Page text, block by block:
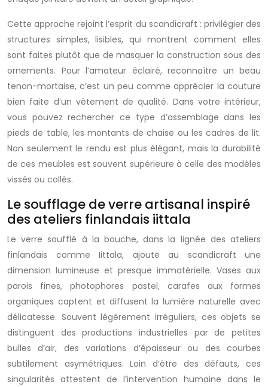
Cette approche rejoint l’esprit du scandicraft : privilégier des
structures simples, lisibles, qui montrent comment elles
sont faites plutôt que de masquer la construction sous des
ornements. Pour l’amateur éclairé, reconnaître un beau
tenon-mortaise, c’est un peu comme apprécier la couture
bien faite d’un vêtement de qualité. Dans votre intérieur,
vous pouvez rechercher ce type d’assemblage dans les
pieds de table, les montants de chaise ou les cadres de lit.
Non seulement le rendu est plus élégant, mais la durabilité
de ces meubles est souvent supérieure à celle des modèles
vissés ou collés.
Le soufflage de verre artisanal inspiré
des ateliers finlandais iittala
Le verre soufflé à la bouche, dans la lignée des ateliers
finlandais comme Iittala, ajoute au scandicraft une
dimension lumineuse et presque immatérielle. Vases aux
parois fines, photophores pastel, carafes aux formes
organiques captent et diffusent la lumière naturelle avec
délicatesse. Souvent légèrement irréguliers, ces objets se
distinguent des productions industrielles par de petites
bulles d’air, des variations d’épaisseur ou des courbes
subtilement asymétriques. Loin d’être des défauts, ces
singularités attestent de l’intervention humaine dans le